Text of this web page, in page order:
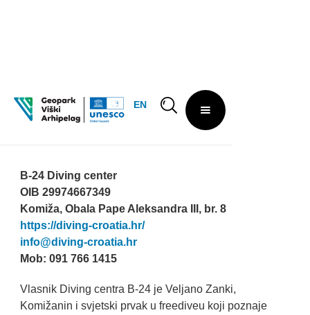
EN
B-24 Diving center
B-24 Diving center
OIB 29974667349
Komiža, Obala Pape Aleksandra III, br. 8
https://diving-croatia.hr/
info@diving-croatia.hr
Mob: 091 766 1415
Vlasnik Diving centra B-24 je Veljano Zanki,
Komižanin i svjetski prvak u freediveu koji poznaje